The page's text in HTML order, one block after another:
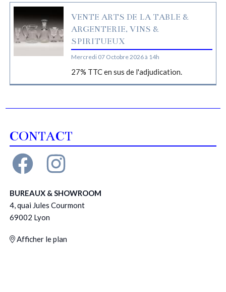
VENTE ARTS DE LA TABLE &
ARGENTERIE, VINS &
SPIRITUEUX
Mercredi 07 Octobre 2026 à 14h
27% TTC en sus de l'adjudication.
CONTACT
BUREAUX & SHOWROOM
4, quai Jules Courmont
69002 Lyon
Afficher le plan